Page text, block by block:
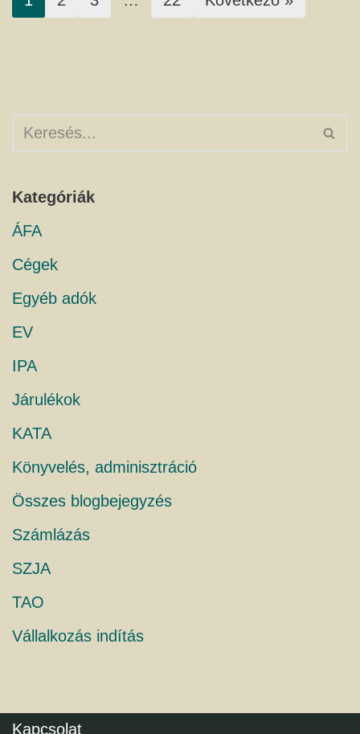
Kategóriák
ÁFA
Cégek
Egyéb adók
EV
IPA
Járulékok
KATA
Könyvelés, adminisztráció
Összes blogbejegyzés
Számlázás
SZJA
TAO
Vállalkozás indítás
Kapcsolat